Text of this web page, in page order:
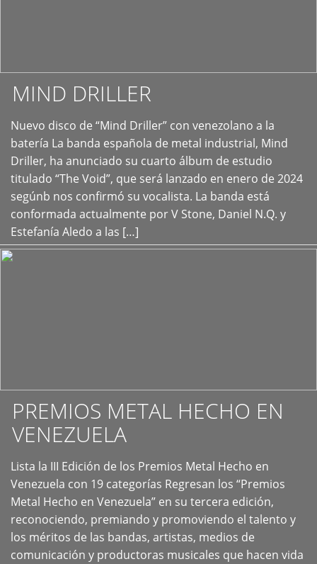
MIND DRILLER
Nuevo disco de “Mind Driller” con venezolano a la
batería La banda española de metal industrial, Mind
Driller, ha anunciado su cuarto álbum de estudio
titulado “The Void”, que será lanzado en enero de 2024
segúnb nos confirmó su vocalista. La banda está
conformada actualmente por V Stone, Daniel N.Q. y
Estefanía Aledo a las […]
+
PREMIOS METAL HECHO EN
VENEZUELA
Lista la III Edición de los Premios Metal Hecho en
Venezuela con 19 categorías Regresan los “Premios
Metal Hecho en Venezuela” en su tercera edición,
reconociendo, premiando y promoviendo el talento y
los méritos de las bandas, artistas, medios de
comunicación y productoras musicales que hacen vida
+